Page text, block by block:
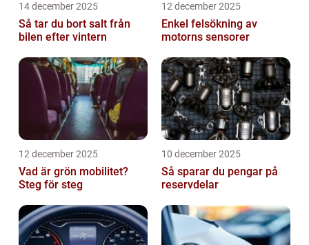
14 december 2025
Så tar du bort salt från
bilen efter vintern
12 december 2025
Enkel felsökning av
motorns sensorer
12 december 2025
Vad är grön mobilitet?
Steg för steg
10 december 2025
Så sparar du pengar på
reservdelar